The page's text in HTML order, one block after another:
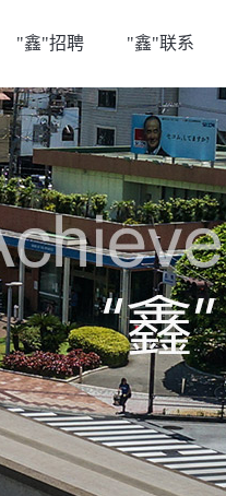
"鑫"招聘 "鑫"联系